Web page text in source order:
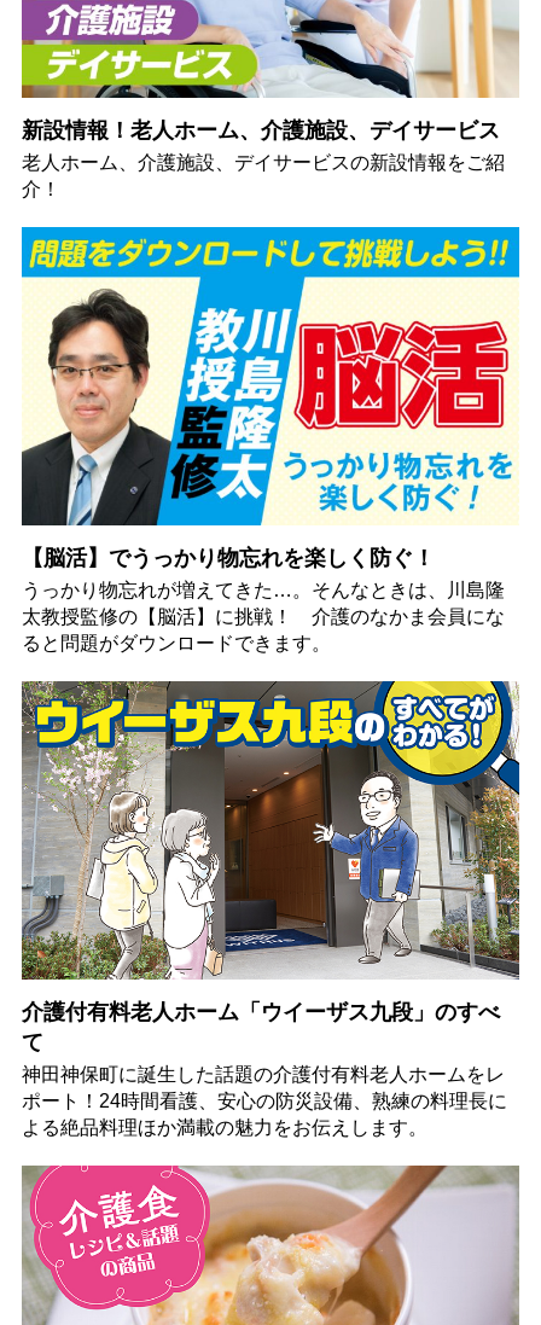
新設情報！老人ホーム、介護施設、デイサービス
老人ホーム、介護施設、デイサービスの新設情報をご紹
介！
【脳活】でうっかり物忘れを楽しく防ぐ！
うっかり物忘れが増えてきた…。そんなときは、川島隆
太教授監修の【脳活】に挑戦！ 介護のなかま会員にな
ると問題がダウンロードできます。
介護付有料老人ホーム「ウイーザス九段」のすべ
て
神田神保町に誕生した話題の介護付有料老人ホームをレ
ポート！24時間看護、安心の防災設備、熟練の料理長に
よる絶品料理ほか満載の魅力をお伝えします。